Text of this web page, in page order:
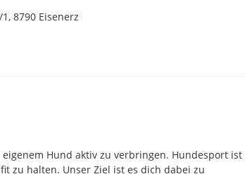
1,8790 Eisenerz
Hund aktiv zu verbringen. Hundesport ist
zu halten. Unser Ziel ist es dich dabei zu